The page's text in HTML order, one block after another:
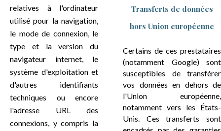
relatives à l'ordinateur
utilisé pour la navigation,
le mode de connexion, le
type et la version du
navigateur internet, le
système d'exploitation et
d'autres identifiants
techniques ou encore
l'adresse URL des
connexions, y compris la
Transferts de données
hors Union européenne
Certains de ces prestataires
(notamment Google) sont
susceptibles de transférer
vos données en dehors de
l'Union européenne,
notamment vers les États-
Unis. Ces transferts sont